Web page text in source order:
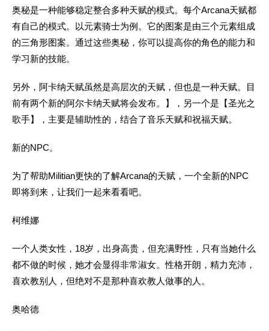
奥秘是一种能够稳定整合多种天赋的模式。每个Arcana天赋都
有自己的模式。以元素骑士为例。它的图案是由三个元素组成
的三角形图案。通过这些奥秘，你可以提高你的角色的能力和
学习新的技能。
另外，阿卡纳天赋虽然是高层次的天赋，但也是一种天赋。目
前有两个新的阿尔卡纳天赋将会发布。】，另一个是【圣光之
歌手】，主要是辅助性的，结合了音乐天赋和祝福天赋。
新的NPC。
为了帮助Militian更快的了解Arcana的天赋，一个全新的NPC
即将到来，让我们一起来看看吧。
柯维娜
一个人类女性，18岁，出身高贵，但充满野性，只有当她什么
都不做的时候，她才会显得非常淑女。性格开朗，精力充沛，
喜欢教别人，但绝对不是那种喜欢教人做事的人。
奥哈德